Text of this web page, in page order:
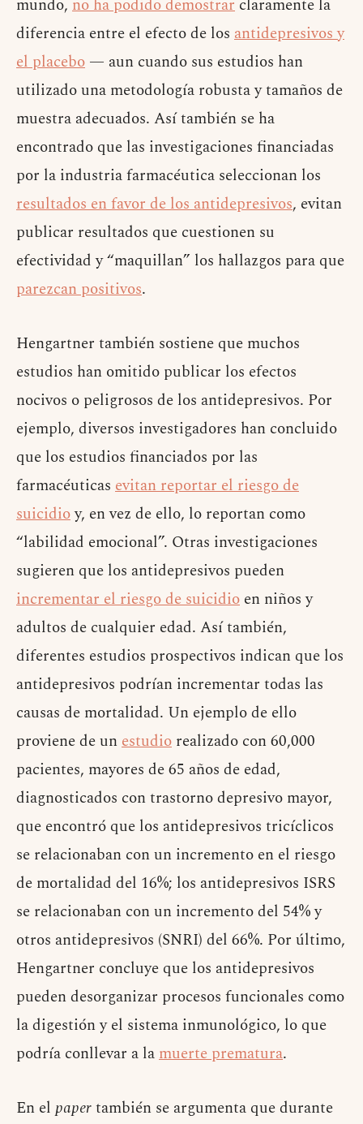
mundo, no ha podido demostrar claramente la
diferencia entre el efecto de los antidepresivos y
el placebo — aun cuando sus estudios han
utilizado una metodología robusta y tamaños de
muestra adecuados. Así también se ha
encontrado que las investigaciones financiadas
por la industria farmacéutica seleccionan los
resultados en favor de los antidepresivos, evitan
publicar resultados que cuestionen su
efectividad y “maquillan” los hallazgos para que
parezcan positivos.
Hengartner también sostiene que muchos
estudios han omitido publicar los efectos
nocivos o peligrosos de los antidepresivos. Por
ejemplo, diversos investigadores han concluido
que los estudios financiados por las
farmacéuticas evitan reportar el riesgo de
suicidioy, en vez de ello, lo reportan como
“labilidad emocional”. Otras investigaciones
sugieren que los antidepresivos pueden
incrementar el riesgo de suicidio en niños y
adultos de cualquier edad. Así también,
diferentes estudios prospectivos indican que los
antidepresivos podrían incrementar todas las
causas de mortalidad. Un ejemplo de ello
proviene de unestudio realizado con 60,000
pacientes, mayores de 65 años de edad,
diagnosticados con trastorno depresivo mayor,
que encontró que los antidepresivos tricíclicos
se relacionaban con un incremento en el riesgo
de mortalidad del 16%; los antidepresivos ISRS
se relacionaban con un incremento del 54% y
otros antidepresivos (SNRI) del 66%. Por último,
Hengartner concluye que los antidepresivos
pueden desorganizar procesos funcionales como
la digestión y el sistema inmunológico, lo que
podría conllevar a lamuerte prematura.
En el papertambién se argumenta que durante